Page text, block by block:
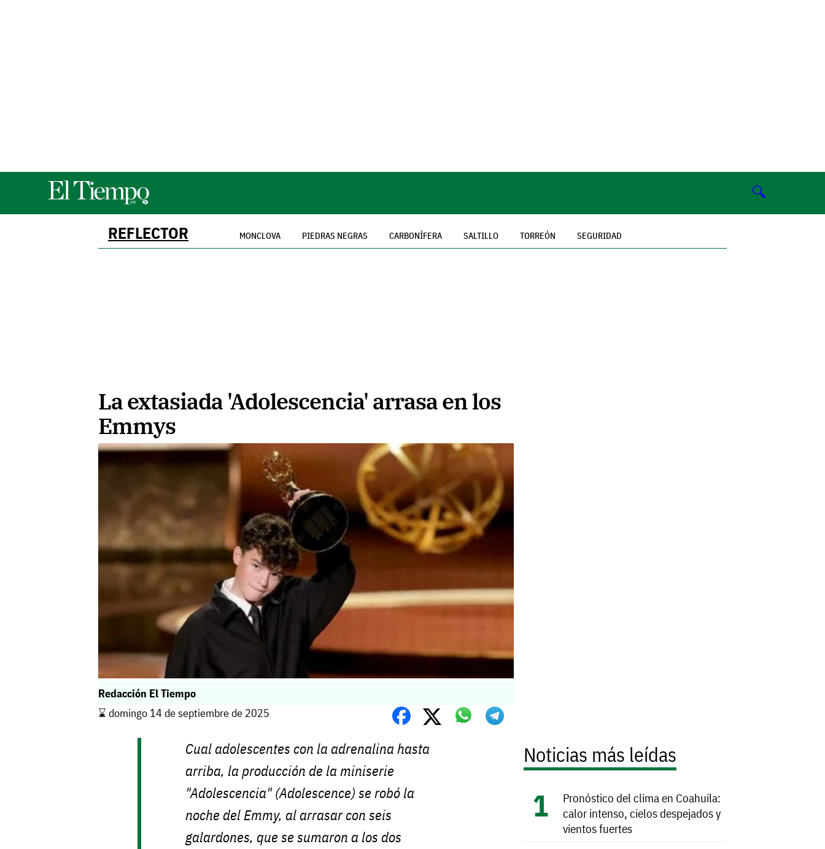
🔍
REFLECTOR MONCLOVA PIEDRAS NEGRAS CARBONÍFERA SALTILLO TORREÓN SEGURIDAD
La extasiada 'Adolescencia' arrasa en los
Emmys
Redacción El Tiempo
⌛️ domingo 14 de septiembre de 2025
Cual adolescentes con la adrenalina hasta
arriba, la producción de la miniserie
"Adolescencia" (Adolescence) se robó la
noche del Emmy, al arrasar con seis
galardones, que se sumaron a los dos
Noticias más leídas
Pronóstico del clima en Coahuila:
calor intenso, cielos despejados y
vientos fuertes